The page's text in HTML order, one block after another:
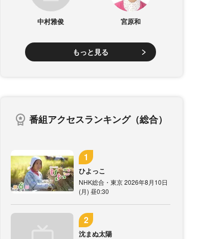
中村雅俊 宮原和
もっと見る
番組アクセスランキング（総合）
ひよっこ
NHK総合・東京 2026年8月10日
(月) 昼0:30
沈まぬ太陽